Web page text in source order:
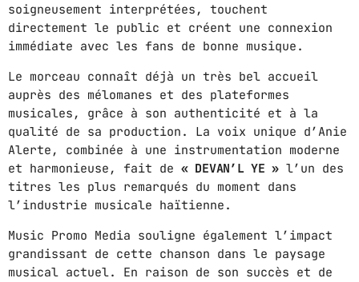
GOLDEN HOUR HITS
AFRO BEATS
9:00 AM - 12:00 PM
URBAN TIME
12:00 PM - 3:00 PM
MUSIC CHART
1 GWOG MWEN
KHASH
soigneusement interprétées, touchent
directement le public et créent une connexion
immédiate avec les fans de bonne musique.
Le morceau connaît déjà un très bel accueil
auprès des mélomanes et des plateformes
musicales, grâce à son authenticité et à la
qualité de sa production. La voix unique d’Anie
Alerte, combinée à une instrumentation moderne
et harmonieuse, fait de « DEVAN’L YE »l’un des
titres les plus remarqués du moment dans
l’industrie musicale haïtienne.
Music Promo Media souligne également l’impact
grandissant de cette chanson dans le paysage
musical actuel. En raison de son succès et de